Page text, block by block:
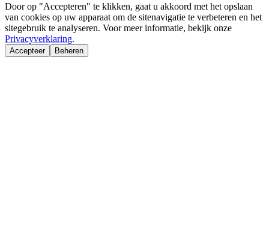
Door op "Accepteren" te klikken, gaat u akkoord met het opslaan
van cookies op uw apparaat om de sitenavigatie te verbeteren en het
sitegebruik te analyseren. Voor meer informatie, bekijk onze
Privacyverklaring.
Accepteer Beheren